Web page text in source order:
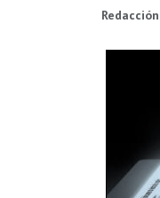
Redacción